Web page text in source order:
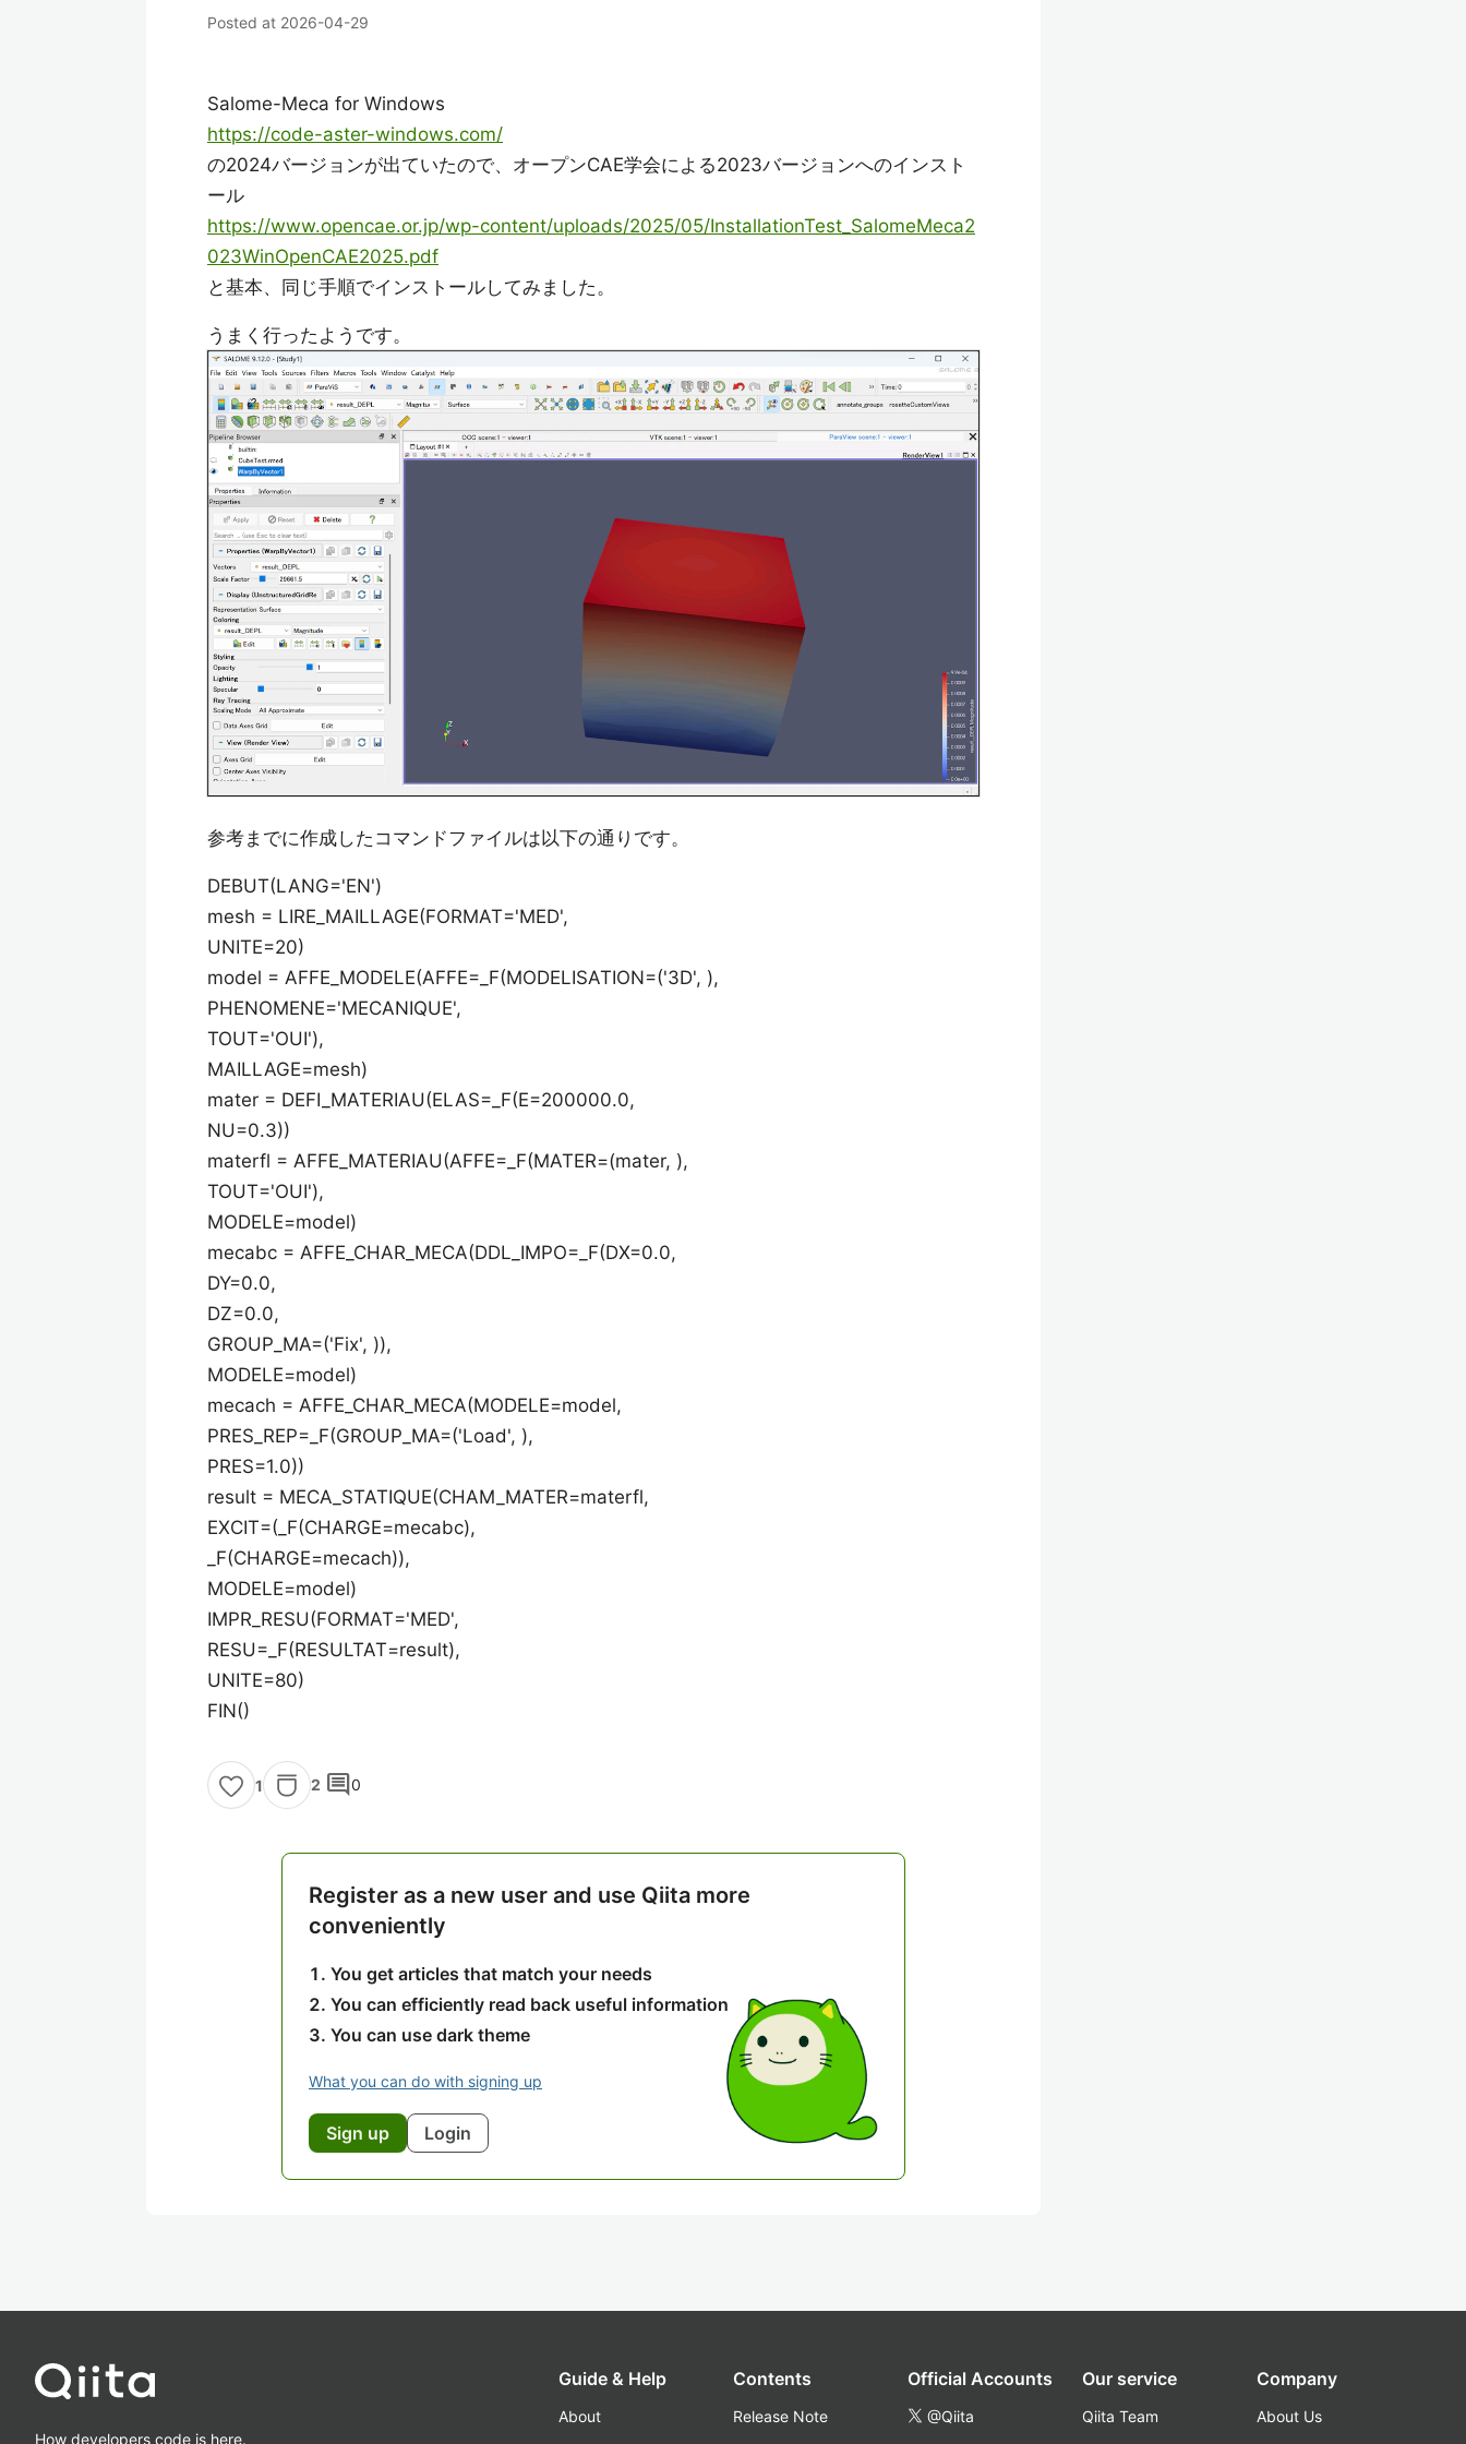
Posted at 2026-04-29
Salome-Meca for Windows
https://code-aster-windows.com/
の2024バージョンが出ていたので、オープンCAE学会による2023バージョンへのインスト
ール
https://www.opencae.or.jp/wp-content/uploads/2025/05/InstallationTest_SalomeMeca2
023WinOpenCAE2025.pdf
と基本、同じ手順でインストールしてみました。
うまく行ったようです。
参考までに作成したコマンドファイルは以下の通りです。
DEBUT(LANG='EN')
mesh = LIRE_MAILLAGE(FORMAT='MED',
UNITE=20)
model = AFFE_MODELE(AFFE=_F(MODELISATION=('3D', ),
PHENOMENE='MECANIQUE',
TOUT='OUI'),
MAILLAGE=mesh)
mater = DEFI_MATERIAU(ELAS=_F(E=200000.0,
NU=0.3))
materfl = AFFE_MATERIAU(AFFE=_F(MATER=(mater, ),
TOUT='OUI'),
MODELE=model)
mecabc = AFFE_CHAR_MECA(DDL_IMPO=_F(DX=0.0,
DY=0.0,
DZ=0.0,
GROUP_MA=('Fix', )),
MODELE=model)
mecach = AFFE_CHAR_MECA(MODELE=model,
PRES_REP=_F(GROUP_MA=('Load', ),
PRES=1.0))
result = MECA_STATIQUE(CHAM_MATER=materfl,
EXCIT=(_F(CHARGE=mecabc),
_F(CHARGE=mecach)),
MODELE=model)
IMPR_RESU(FORMAT='MED',
RESU=_F(RESULTAT=result),
UNITE=80)
FIN()
1 2 comment0
Register as a new user and use Qiita more
conveniently
You get articles that match your needs
You can efficiently read back useful information
You can use dark theme
What you can do with signing up
Sign up Login
How developers code is here.
Guide & Help
About
Contents
Release Note
Official Accounts
@Qiita
Our service
Qiita Team
Company
About Us